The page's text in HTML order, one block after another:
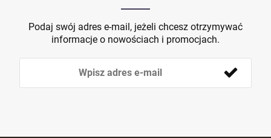
Podaj swój adres e-mail, jeżeli chcesz otrzymywać
informacje o nowościach i promocjach.